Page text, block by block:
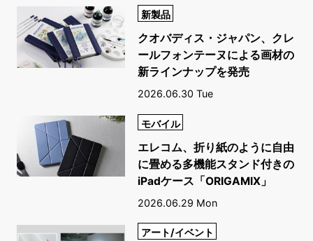
新製品
クオバディス・ジャパン、クレ
ールフォンテーヌによる画材の
新ラインナップを発売
2026.06.30 Tue
モバイル
エレコム、折り紙のように自由
に畳める多機能スタンド付きの
iPadケース「ORIGAMIX」
2026.06.29 Mon
アート/イベント